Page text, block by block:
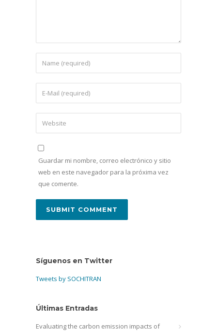
Guardar mi nombre, correo electrónico y sitio
web en este navegador para la próxima vez
que comente.
Síguenos en Twitter
Tweets by SOCHITRAN
Últimas Entradas
Evaluating the carbon emission impacts of